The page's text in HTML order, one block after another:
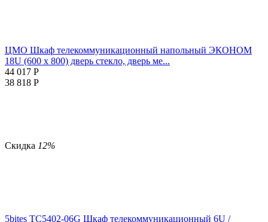
ЦМО Шкаф телекоммуникационный напольный ЭКОНОМ
18U (600 х 800) дверь стекло, дверь ме...
44 017 Р
38 818 Р
Скидка 12%
5bites TC5402-06G Шкаф телекоммуникационный 6U /